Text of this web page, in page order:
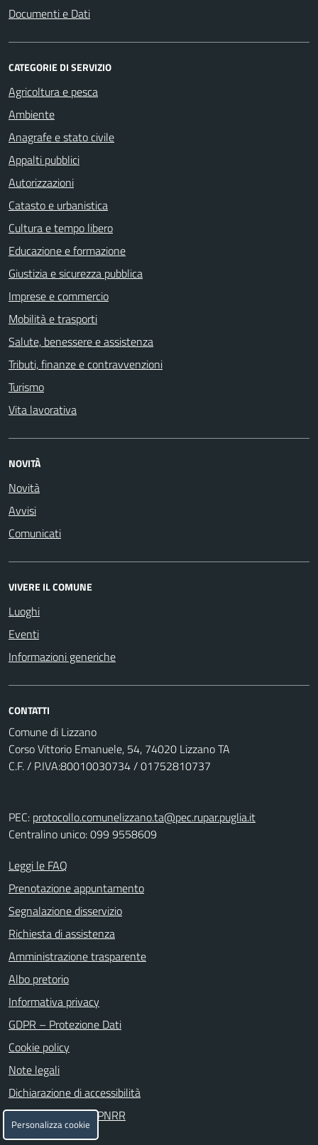
Documenti e Dati
CATEGORIE DI SERVIZIO
Agricoltura e pesca
Ambiente
Anagrafe e stato civile
Appalti pubblici
Autorizzazioni
Catasto e urbanistica
Cultura e tempo libero
Educazione e formazione
Giustizia e sicurezza pubblica
Imprese e commercio
Mobilità e trasporti
Salute, benessere e assistenza
Tributi, finanze e contravvenzioni
Turismo
Vita lavorativa
NOVITÀ
Novità
Avvisi
Comunicati
VIVERE IL COMUNE
Luoghi
Eventi
Informazioni generiche
CONTATTI
Comune di Lizzano
Corso Vittorio Emanuele, 54, 74020 Lizzano TA
C.F. / P.IVA:80010030734 / 01752810737
PEC: protocollo.comunelizzano.ta@pec.rupar.puglia.it
Centralino unico: 099 9558609
Leggi le FAQ
Prenotazione appuntamento
Segnalazione disservizio
Richiesta di assistenza
Amministrazione trasparente
Albo pretorio
Informativa privacy
GDPR – Protezione Dati
Cookie policy
Note legali
Dichiarazione di accessibilità
Attuazione misure PNRR
Personalizza cookie